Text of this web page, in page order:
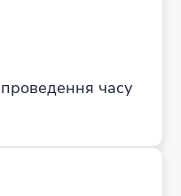
часу